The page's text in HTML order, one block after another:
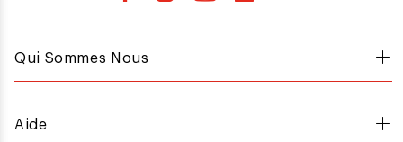
Qui Sommes Nous
Aide